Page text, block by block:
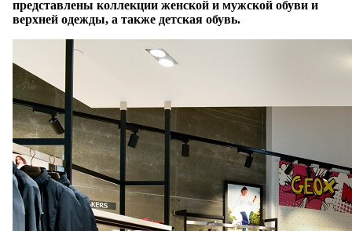
представлены коллекции женской и мужской обуви и
верхней одежды, а также детская обувь.